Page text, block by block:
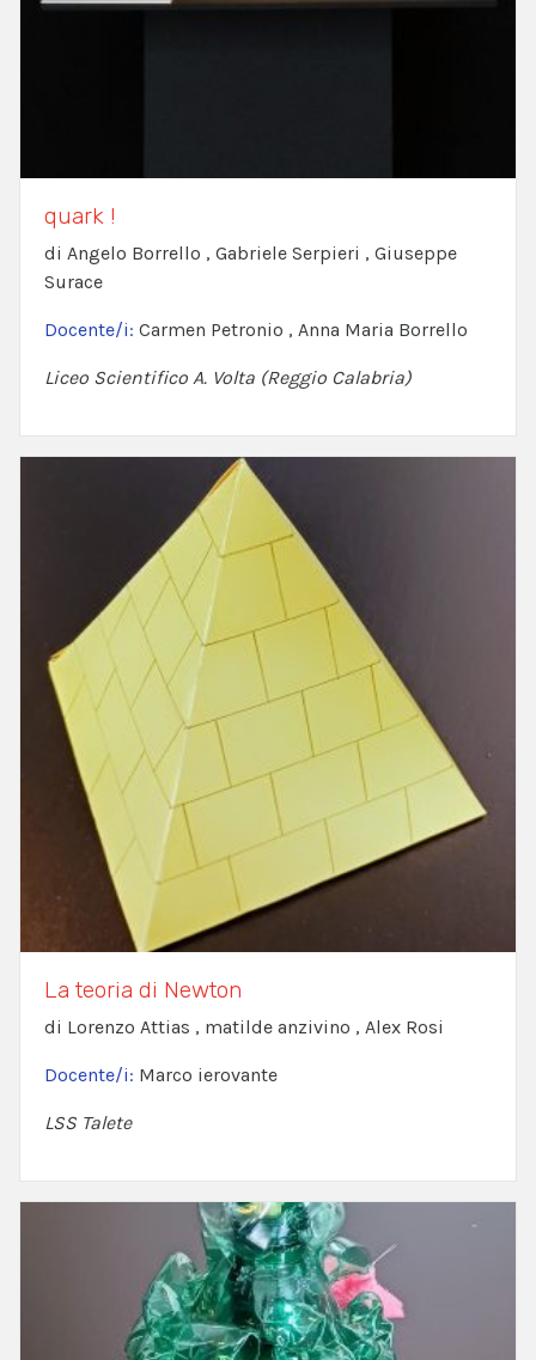
quark !
di Angelo Borrello , Gabriele Serpieri , Giuseppe
Surace
Docente/i: Carmen Petronio , Anna Maria Borrello
Liceo Scientifico A. Volta (Reggio Calabria)
La teoria di Newton
di Lorenzo Attias , matilde anzivino , Alex Rosi
Docente/i: Marco ierovante
LSS Talete